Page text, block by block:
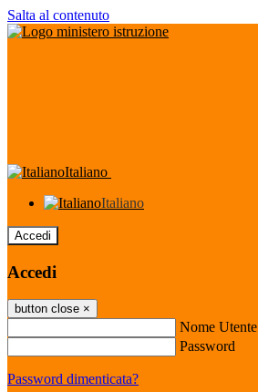
Salta al contenuto
Italiano
Italiano
Accedi
Accedi
button close ×
Nome Utente
Password
Password dimenticata?